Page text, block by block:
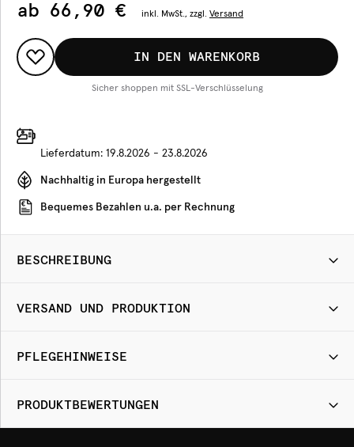
ab 66,90 € inkl. MwSt., zzgl. Versand
IN DEN WARENKORB
Sicher shoppen mit SSL-Verschlüsselung
Lieferdatum: 19.8.2026 - 23.8.2026
Nachhaltig in Europa hergestellt
Bequemes Bezahlen u.a. per Rechnung
BESCHREIBUNG
VERSAND UND PRODUKTION
PFLEGEHINWEISE
PRODUKTBEWERTUNGEN